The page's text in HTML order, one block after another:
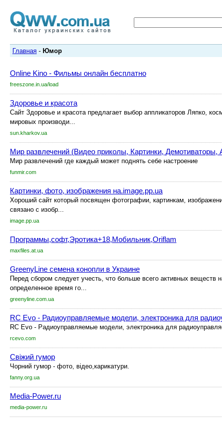
Главная - Юмор
Online Kino - Фильмы онлайн бесплатно
freeszone.in.ua/load
Здоровье и красота
Сайт Здоровье и красота предлагает выбор аппликаторов Ляпко,
мировых производи...
sun.kharkov.ua
Мир развлечений (Видео приколы, Картинки, Демотиваторы,
Мир развлечений где каждый может поднять себе настроение
funmir.com
Картинки, фото, изображения на.image.pp.ua
Хороший сайт который посвящен фотографии, картинкам,
связано с изобр...
image.pp.ua
Программы,софт,Эротика+18,Мобильник,Oriflam
maxfiles.at.ua
GreenyLine семена конопли в Украине
Перед сбором следует учесть, что больше всего активных веществ
определенное время го...
greenyline.com.ua
RC Evo - Радиоуправляемые модели, электроника для
RC Evo - Радиоуправляемые модели, электроника для
rcevo.com
Свіжий гумор
Чорний гумор - фото, відео,карикатури.
fanny.org.ua
Media-Power.ru
media-power.ru